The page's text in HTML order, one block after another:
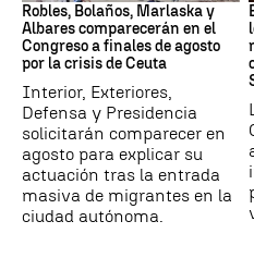
Robles, Bolaños, Marlaska y
Albares comparecerán en el
Congreso a finales de agosto
por la crisis de Ceuta
Interior, Exteriores,
Defensa y Presidencia
solicitarán comparecer en
agosto para explicar su
actuación tras la entrada
masiva de migrantes en la
ciudad autónoma.